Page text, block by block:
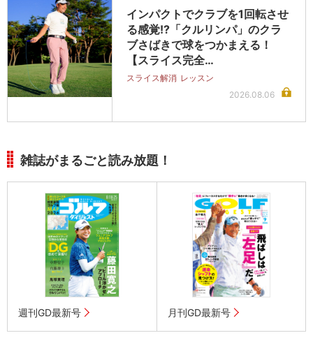
インパクトでクラブを1回転させ
る感覚!?「クルリンパ」のクラ
ブさばきで球をつかまえる！
【スライス完全…
スライス解消 レッスン
2026.08.06
雑誌がまるごと読み放題！
週刊GD最新号 月刊GD最新号